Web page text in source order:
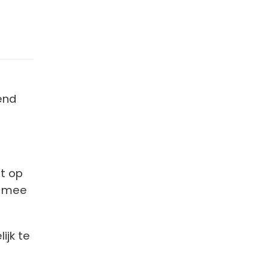
op
te